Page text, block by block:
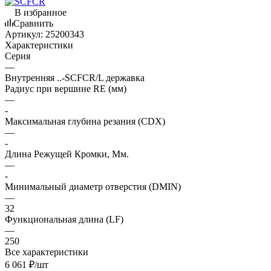
В избранное
Сравнить
Артикул: 25200343
Характеристики
Серия
—
Внутренняя ..-SCFCR/L державка
Радиус при вершине RE (мм)
—
-
Максимальная глубина резания (CDX)
—
-
Длина Режущей Кромки, Мм.
—
-
Минимальный диаметр отверстия (DMIN)
—
32
Функциональная длина (LF)
—
250
Все характеристики
6 061 ₽/шт